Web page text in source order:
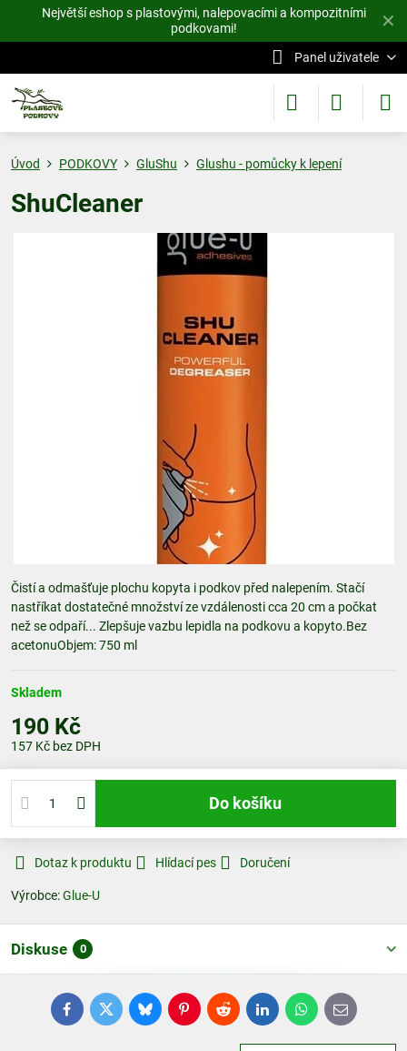
✕
Největší eshop s plastovými, nalepovacími a kompozitními
podkovami!
Panel uživatele
Úvod PODKOVY GluShu Glushu - pomůcky k lepení
ShuCleaner
Čistí a odmašťuje plochu kopyta i podkov před nalepením. Stačí
nastříkat dostatečné množství ze vzdálenosti cca 20 cm a počkat
než se odpaří... Zlepšuje vazbu lepidla na podkovu a kopyto.Bez
acetonuObjem: 750 ml
Skladem
190 Kč
157 Kč bez DPH
Do košíku
Dotaz k produktu Hlídací pes Doručení
Výrobce:Glue-U
Diskuse 0
FacebookTwitterBlueskyPinterestRedditLinkedInWhatsApp
E-
mail